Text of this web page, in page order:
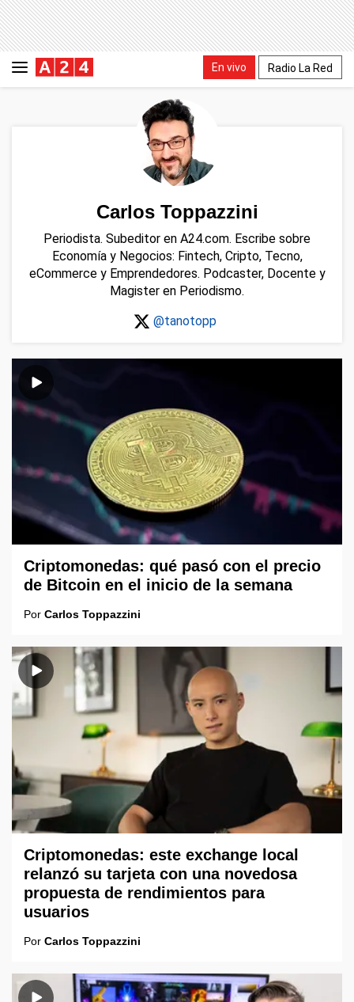
En vivo Radio La Red
Carlos Toppazzini
Periodista. Subeditor en A24.com. Escribe sobre
Economía y Negocios: Fintech, Cripto, Tecno,
eCommerce y Emprendedores. Podcaster, Docente y
Magister en Periodismo.
@tanotopp
Criptomonedas: qué pasó con el precio
de Bitcoin en el inicio de la semana
Por Carlos Toppazzini
Criptomonedas: este exchange local
relanzó su tarjeta con una novedosa
propuesta de rendimientos para
usuarios
Por Carlos Toppazzini